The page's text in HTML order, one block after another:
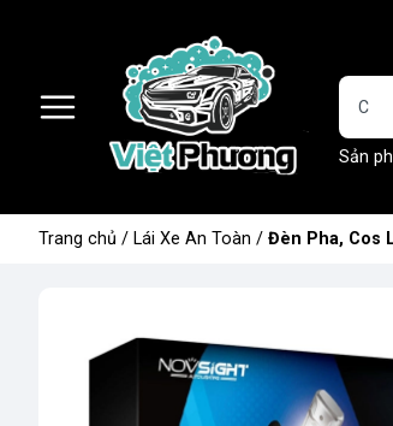
Sản
Trang chủ / Lái Xe An Toàn / Đèn Pha, Cos